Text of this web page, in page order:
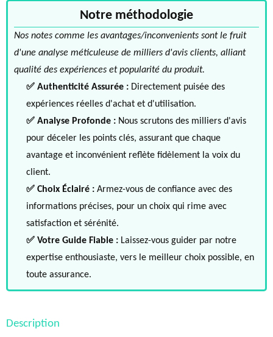
Notre méthodologie
Nos notes comme les avantages/inconvenients sont le fruit
d'une analyse méticuleuse de milliers d'avis clients, alliant
qualité des expériences et popularité du produit.
✅ Authenticité Assurée : Directement puisée des
expériences réelles d'achat et d'utilisation.
✅ Analyse Profonde : Nous scrutons des milliers d'avis
pour déceler les points clés, assurant que chaque
avantage et inconvénient reflète fidèlement la voix du
client.
✅ Choix Éclairé : Armez-vous de confiance avec des
informations précises, pour un choix qui rime avec
satisfaction et sérénité.
✅ Votre Guide Fiable : Laissez-vous guider par notre
expertise enthousiaste, vers le meilleur choix possible, en
toute assurance.
Description